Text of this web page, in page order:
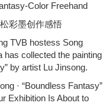
Color Freehand
彩墨创作感悟
TVB hostess Song
has collected the painting
by artist Lu Jinsong.
· “Boundless Fantasy”
Exhibition Is About to